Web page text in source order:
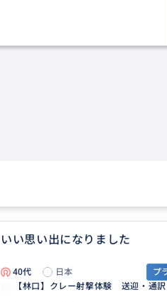
いい思い出になりました
40代 日本
プ
【林口】クレー射撃体験 送迎・通